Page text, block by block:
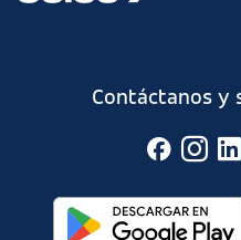
Contáctanos y